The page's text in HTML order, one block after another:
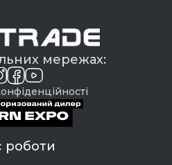
мережах:
роботи